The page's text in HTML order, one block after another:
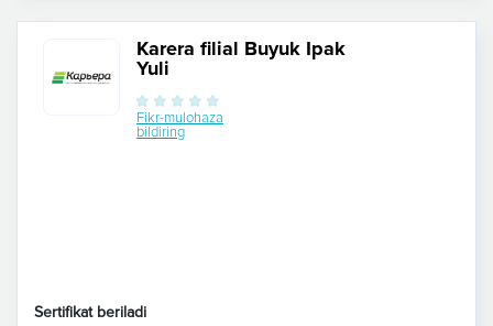
Karera filial Buyuk Ipak
Yuli
Fikr-mulohaza
bildiring
Sertifikat beriladi